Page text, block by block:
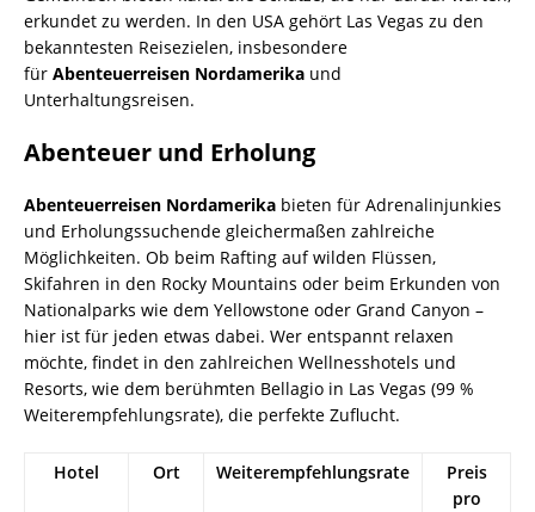
erkundet zu werden. In den USA gehört Las Vegas zu den
bekanntesten Reisezielen, insbesondere
für Abenteuerreisen Nordamerika und
Unterhaltungsreisen.
Abenteuer und Erholung
Abenteuerreisen Nordamerika bieten für Adrenalinjunkies
und Erholungssuchende gleichermaßen zahlreiche
Möglichkeiten. Ob beim Rafting auf wilden Flüssen,
Skifahren in den Rocky Mountains oder beim Erkunden von
Nationalparks wie dem Yellowstone oder Grand Canyon –
hier ist für jeden etwas dabei. Wer entspannt relaxen
möchte, findet in den zahlreichen Wellnesshotels und
Resorts, wie dem berühmten Bellagio in Las Vegas (99 %
Weiterempfehlungsrate), die perfekte Zuflucht.
Hotel Ort Weiterempfehlungsrate
Preis
pro